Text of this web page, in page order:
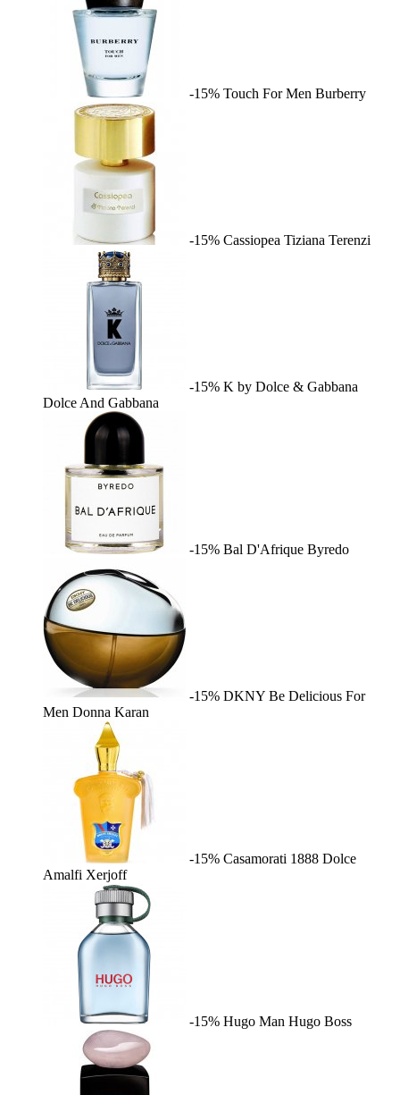
-15% Touch For Men Burberry
-15% Cassiopea Tiziana Terenzi
-15% K by Dolce & Gabbana
Dolce And Gabbana
-15% Bal D'Afrique Byredo
-15% DKNY Be Delicious For
Men Donna Karan
-15% Casamorati 1888 Dolce
Amalfi Xerjoff
-15% Hugo Man Hugo Boss